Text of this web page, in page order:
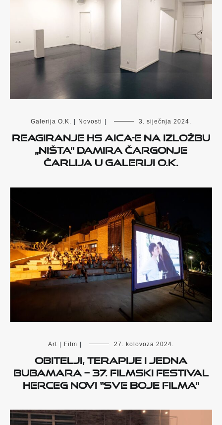
Galerija O.K. Novosti 3. siječnja 2024.
Reagiranje HS AICA-e na izložbu
„Ništa” Damira Čargonje
Čarlija u Galeriji O.K.
Art Film 27. kolovoza 2024.
Obitelji, terapije i jedna
bubamara – 37. Filmski festival
Herceg Novi “Sve boje filma”